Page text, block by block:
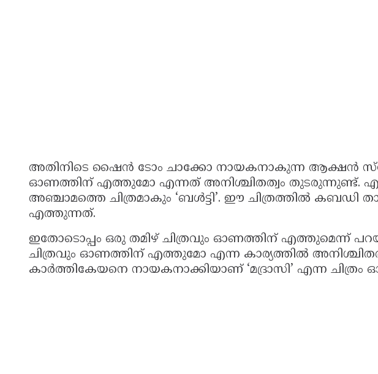
അതിനിടെ ഷൈൻ ടോം ചാക്കോ നായകനാകുന്ന ആക്ഷൻ
ഓണത്തിന് എത്തുമോ എന്നത് അനിശ്ചിതത്വം തുടരുന്നുണ്ട്.
അഞ്ചാമത്തെ ചിത്രമാകും ‘ബൾട്ടി’. ഈ ചിത്രത്തിൽ
എത്തുന്നത്.
ഇതോടൊപ്പം ഒരു തമിഴ് ചിത്രവും ഓണത്തിന് എത്തുമെന്ന്
ചിത്രവും ഓണത്തിന് എത്തുമോ എന്ന കാര്യത്തിൽ
കാർത്തികേയനെ നായകനാക്കിയാണ് ‘മദ്രാസി’ എന്ന